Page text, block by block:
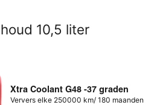
10,5 liter
Xtra Coolant G48 -37 graden
Ververs elke 250000 km/ 180 maanden